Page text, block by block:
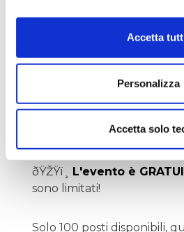
Accetta
Personalizza
Accetta solo
esperienza
Accedi a metodologie
individuare le vere
trading e finanza
ðŸŽŸï¸ L'evento è
sono limitati!
Solo 100 posti disponibili,